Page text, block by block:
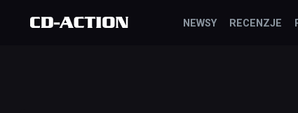
NEWSY RECENZJE